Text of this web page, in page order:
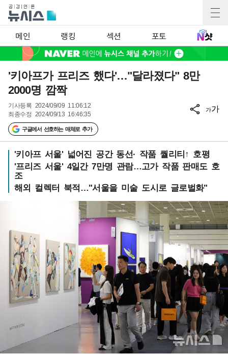
메인 랭킹 섹션 포토
'키아프가 프리즈 했다'…"달라졌다" 8만
2000명 깜짝
기사등록 2024/09/09 11:06:12
최종수정 2024/09/13 16:46:35
구글에서 선호하는 매체로 추가
가가
'키아프 서울' 넓어진 공간 동선· 작품 퀄리티↑ 호평
'프리즈 서울' 4일간 7만명 관람…고가 작품 판매도 호
조
해외 컬렉터 북적…"서울을 미술 도시로 글로벌화"